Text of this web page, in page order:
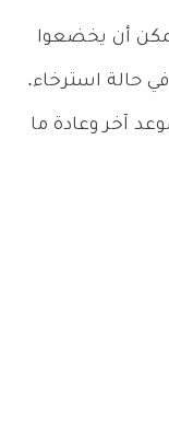
من 7 سنوات يمكن أن يخضعوا
حالة استرخاء.
آخر وعادة ما